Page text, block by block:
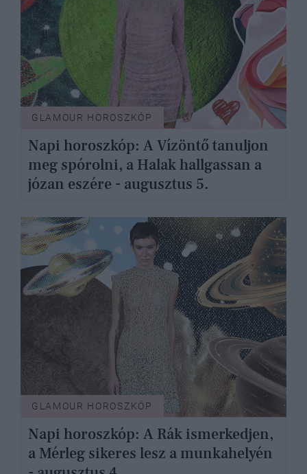
GLAMOUR HOROSZKÓP
Napi horoszkóp: A Vízöntő tanuljon
meg spórolni, a Halak hallgassan a
józan eszére - augusztus 5.
GLAMOUR HOROSZKÓP
Napi horoszkóp: A Rák ismerkedjen,
a Mérleg sikeres lesz a munkahelyén